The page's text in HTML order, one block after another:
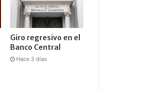
Giro regresivo en el
Banco Central
Hace 3 días